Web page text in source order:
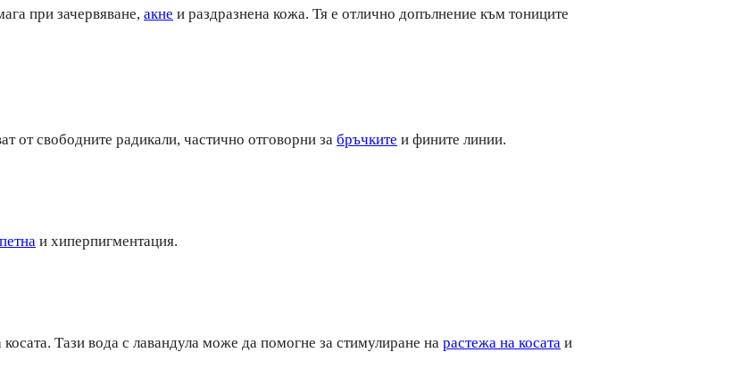
при зачервяване, акне и раздразнена кожа. Тя е отлично допълнение към тониците
от свободните радикали, частично отговорни за бръчките и фините линии.
и хиперпигментация.
Тази вода с лавандула може да помогне за стимулиране на растежа на косата и